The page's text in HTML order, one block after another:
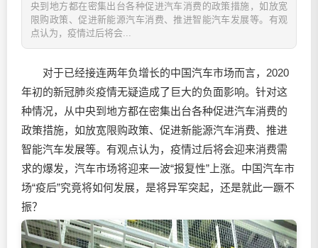
央到地方都在密集出台各种促进汽车消费的政策措施，如放宽
限购政策、促进新能源汽车消费、推进智能汽车发展等。有观
点认为，疫情过后将会...
对于已经接连两年负增长的中国汽车市场而言，2020
年初的新冠肺炎疫情无疑造成了巨大的负面影响。针对这
种情况，从中央到地方都在密集出台各种促进汽车消费的
政策措施，如放宽限购政策、促进新能源汽车消费、推进
智能汽车发展等。有观点认为，疫情过后将会迎来消费需
求的爆发，汽车市场将迎来一波“报复性”上涨。中国汽车市
场“疫后”究竟将如何发展，是将异军突起，还是就此一蹶不
振？